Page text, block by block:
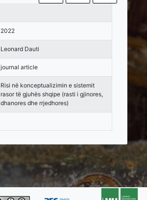
2022
Leonard Dauti
journal article
Risi në konceptualizimin e sistemit
rasor të gjuhës shqipe (rasti i gjinores,
dhanores dhe rrjedhores)